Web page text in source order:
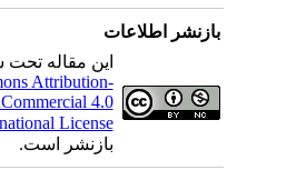
بازنشر اطلاعات
این مقاله تحت
Attribution-
4.0
License
بازنشر است.